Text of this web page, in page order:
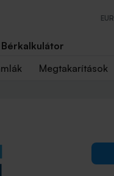
EUR
Bérkalkulátor
Megtakarítások